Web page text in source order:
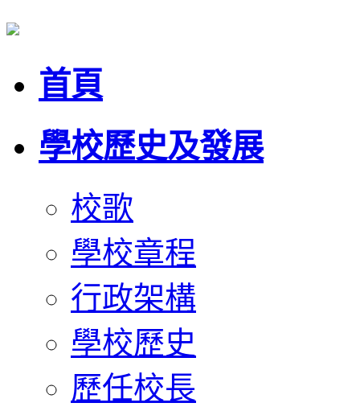
首頁
學校歷史及發展
校歌
學校章程
行政架構
學校歷史
歷任校長